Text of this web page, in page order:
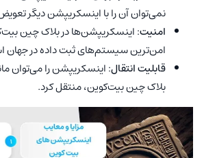
نمی‌توان آن را با اینسکریپشن‌‌ دیگر
امنیت: اینسکریپشن‌‌‌ها در بلاک چین
امن‌ترین سیستم‌های ثبت داده در
قابلیت انتقال: اینسکریپشن‌‌ را می‌توان
بلاک چین بیت‌کوین، منتقل کرد.